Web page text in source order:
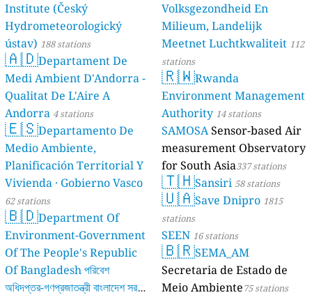
Institute (Český
Hydrometeorologický
ústav) 188 stations
🇦🇩Departament De
Medi Ambient D'Andorra -
Qualitat De L'Aire A
Andorra 4 stations
🇪🇸Departamento De
Medio Ambiente,
Planificación Territorial Y
Vivienda · Gobierno Vasco
62 stations
🇧🇩Department Of
Environment-Government
Of The People's Republic
Of Bangladesh পরিবেশ
অধিদপ্তর-গণপ্রজাতন্ত্রী বাংলাদেশ সরকার
Volksgezondheid En
Milieum, Landelijk
Meetnet Luchtkwaliteit 112
stations
🇷🇼Rwanda
Environment Management
Authority 14 stations
SAMOSASensor-based Air
measurement Observatory
for South Asia337 stations
🇹🇭Sansiri 58 stations
🇺🇦Save Dnipro 1815
stations
SEEN 16 stations
🇧🇷SEMA_AM
Secretaria de Estado de
Meio Ambiente75 stations